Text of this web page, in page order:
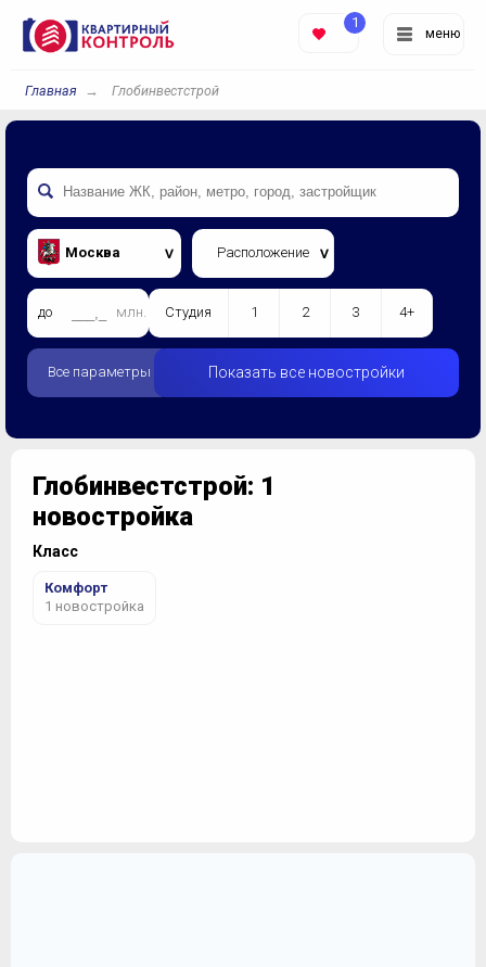
меню
1
Главная Глобинвестстрой
Москва Расположение
до млн. Студия 1 2 3 4+
Все параметры Показать все новостройки
Глобинвестстрой: 1
новостройка
Класс
Комфорт
1 новостройка